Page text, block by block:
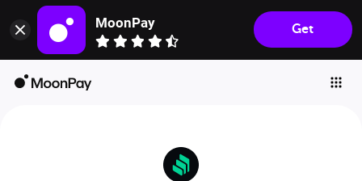
MoonPay
Get
Individuals